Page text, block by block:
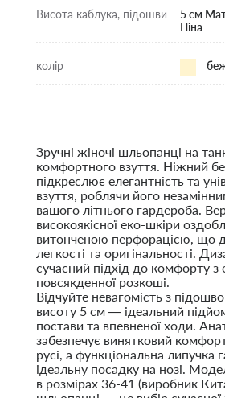
Висота каблука, підошви
5 см
Піна
колір
Зручні жіночі шльопанці на
комфортного взуття. Ніжний
підкреслює елегантність та
взуття, роблячи його
вашого літнього гардероба.
високоякісної еко-шкіри
витонченою перфорацією, що
легкості та оригінальності.
сучасний підхід до комфорту з
повсякденної розкоші.
Відчуйте невагомість з
висоту 5 см — ідеальний
постави та впевненої ходи.
забезпечує винятковий
русі, а функціональна липучка
ідеальну посадку на нозі.
в розмірах 36-41 (виробник